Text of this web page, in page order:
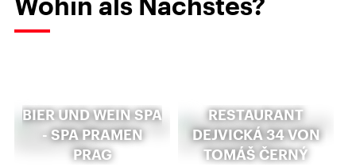
BIER UND WEIN SPA
- SPA PRAMEN
PRAG
RESTAURANT
DEJVICKÁ 34 VON
TOMÁŠ ČERNÝ